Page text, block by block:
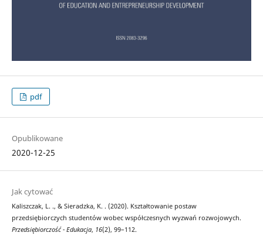
pdf
Opublikowane
2020-12-25
Jak cytować
Kaliszczak, L. ., & Sieradzka, K. . (2020). Kształtowanie postaw
przedsiębiorczych studentów wobec współczesnych wyzwań rozwojowych.
Przedsiębiorczość - Edukacja, 16(2), 99–112.